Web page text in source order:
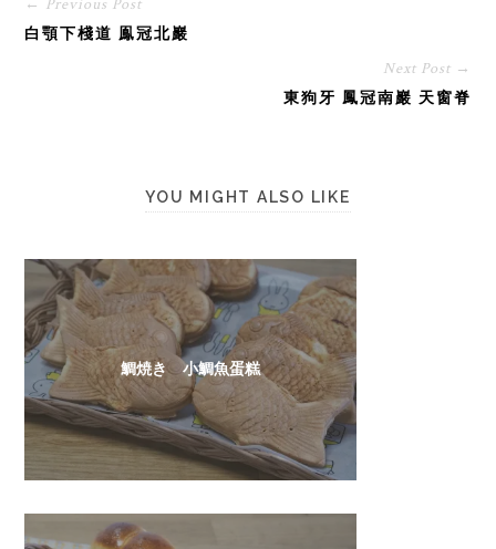
白顎下棧道 鳯冠北巖
Next Post →
東狗牙 鳳冠南巖 天窗脊
YOU MIGHT ALSO LIKE
鯛焼き 小鯛魚蛋糕